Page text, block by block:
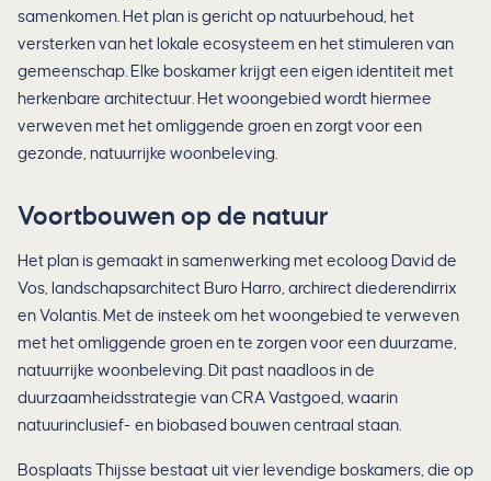
samenkomen. Het plan is gericht op natuurbehoud, het
versterken van het lokale ecosysteem en het stimuleren van
gemeenschap. Elke boskamer krijgt een eigen identiteit met
herkenbare architectuur. Het woongebied wordt hiermee
verweven met het omliggende groen en zorgt voor een
gezonde, natuurrijke woonbeleving.
Voortbouwen op de natuur
Het plan is gemaakt in samenwerking met ecoloog David de
Vos, landschapsarchitect Buro Harro, archirect diederendirrix
en Volantis. Met de insteek om het woongebied te verweven
met het omliggende groen en te zorgen voor een duurzame,
natuurrijke woonbeleving. Dit past naadloos in de
duurzaamheidsstrategie van CRA Vastgoed, waarin
natuurinclusief- en biobased bouwen centraal staan.
Bosplaats Thijsse bestaat uit vier levendige boskamers, die op